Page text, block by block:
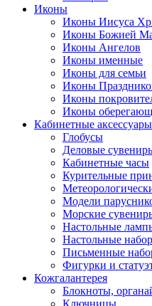
Иконы
Иконы Иисуса
Иконы Божией
Иконы Ангелов
Иконы именные
Иконы для семьи
Иконы
Иконы
Иконы
Кабинетные аксессуары
Глобусы
Деловые
Кабинетные часы
Курительные
Модели
Морские
Настольные
Настольные
Письменные
Фигурки и
Кожгалантерея
Блокноты,
Ключницы